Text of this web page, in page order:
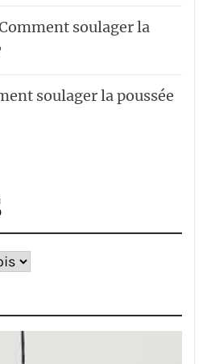
soulager la
soulager la poussée